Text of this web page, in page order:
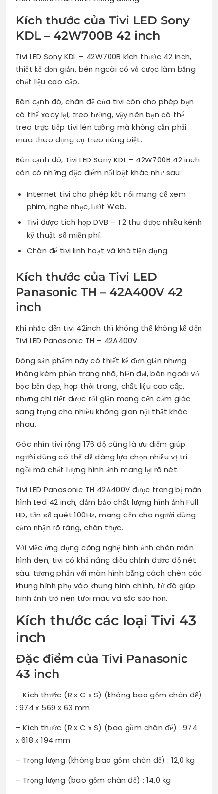
Kích thước của Tivi LED Sony
KDL – 42W700B 42 inch
Tivi LED Sony KDL – 42W700B kích thước 42 inch,
thiết kế đơn giản, bên ngoài có vỏ được làm bằng
chất liệu cao cấp.
Bên cạnh đó, chân đế của tivi còn cho phép bạn
có thể xoay lại, treo tường, vậy nên bạn có thể
treo trực tiếp tivi lên tường mà không cần phải
mua theo dụng cụ treo riêng biệt.
Bên cạnh đó, Tivi LED Sony KDL – 42W700B 42 inch
còn có những đặc điểm nổi bật khác như sau:
Internet tivi cho phép kết nối mạng để xem
phim, nghe nhạc, lướt Web.
Tivi được tích hợp DVB – T2 thu được nhiều kênh
kỹ thuật số miễn phí.
Chân đế tivi linh hoạt và khá tiện dụng.
Kích thước của Tivi LED
Panasonic TH – 42A400V 42
inch
Khi nhắc đến tivi 42inch thì không thể không kể đến
Tivi LED Panasonic TH – 42A400V.
Dòng sản phẩm này có thiết kế đơn giản nhưng
không kém phần trang nhã, hiện đại, bên ngoài vỏ
bọc bền đẹp, hợp thời trang, chất liệu cao cấp,
những chi tiết được tối giản mang đến cảm giác
sang trọng cho nhiều không gian nội thất khác
nhau.
Góc nhìn tivi rộng 176 độ cũng là ưu điểm giúp
người dùng có thể dễ dàng lựa chọn nhiều vị trí
ngồi mà chất lượng hình ảnh mang lại rõ nét.
Tivi LED Panasonic TH 42A400V được trang bị màn
hình Led 42 inch, đảm bảo chất lượng hình ảnh Full
HD, tần số quét 100Hz, mang đến cho người dùng
cảm nhận rõ ràng, chân thực.
Với việc ứng dụng công nghệ hình ảnh chèn màn
hình đen, tivi có khả năng điều chỉnh được độ nét
sâu, tương phản với màn hình bằng cách chèn các
khung hình phụ vào khung hình chính, từ đó giúp
hình ảnh trở nên tươi màu và sắc sảo hơn.
Kích thước các loại Tivi 43
inch
Đặc điểm của Tivi Panasonic
43 inch
– Kích thước (R x C x S) (không bao gồm chân đế)
: 974 x 569 x 63 mm
– Kích thước (R x C x S) (bao gồm chân đế) : 974
x 618 x 194 mm
– Trọng lượng (không bao gồm chân đế) : 12,0 kg
– Trọng lượng (bao gồm chân đế) : 14,0 kg